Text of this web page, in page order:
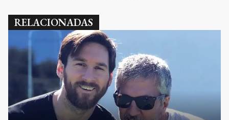
RELACIONADAS